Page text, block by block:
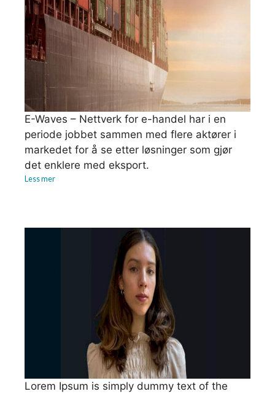
E-Waves – Nettverk for e-handel har i en
periode jobbet sammen med flere aktører i
markedet for å se etter løsninger som gjør
det enklere med eksport.
Less mer
Lorem Ipsum is simply dummy text of the